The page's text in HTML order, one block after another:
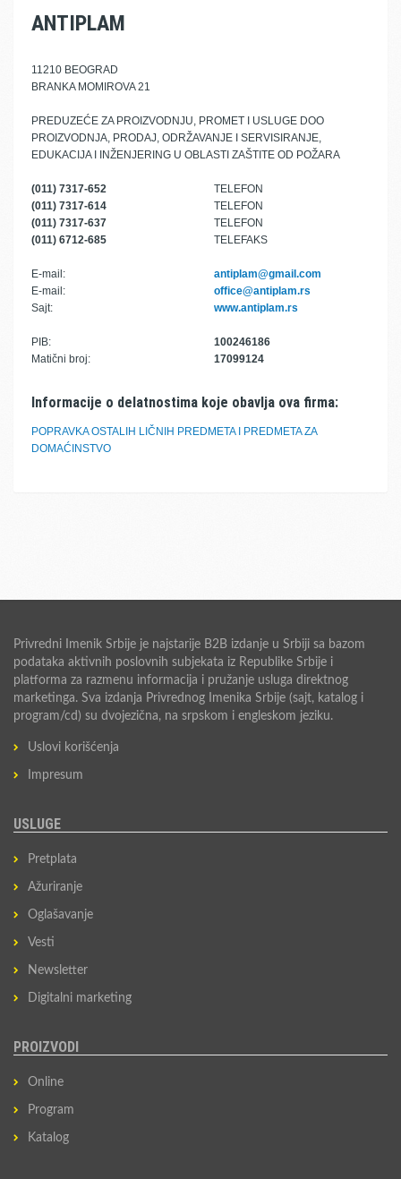
ANTIPLAM
11210 BEOGRAD
BRANKA MOMIROVA 21
PREDUZEĆE ZA PROIZVODNJU, PROMET I USLUGE DOO
PROIZVODNJA, PRODAJ, ODRŽAVANJE I SERVISIRANJE,
EDUKACIJA I INŽENJERING U OBLASTI ZAŠTITE OD POŽARA
(011) 7317-652
TELEFON
(011) 7317-614
TELEFON
(011) 7317-637
TELEFON
(011) 6712-685
TELEFAKS
E-mail:
antiplam@gmail.com
E-mail:
office@antiplam.rs
Sajt:
www.antiplam.rs
PIB:
100246186
Matični broj:
17099124
Informacije o delatnostima koje obavlja ova firma:
POPRAVKA OSTALIH LIČNIH PREDMETA I PREDMETA ZA
DOMAĆINSTVO
Privredni Imenik Srbije je najstarije B2B izdanje u Srbiji sa bazom
podataka aktivnih poslovnih subjekata iz Republike Srbije i
platforma za razmenu informacija i pružanje usluga direktnog
marketinga. Sva izdanja Privrednog Imenika Srbije (sajt, katalog i
program/cd) su dvojezična, na srpskom i engleskom jeziku.
Uslovi korišćenja
Impresum
USLUGE
Pretplata
Ažuriranje
Oglašavanje
Vesti
Newsletter
Digitalni marketing
PROIZVODI
Online
Program
Katalog